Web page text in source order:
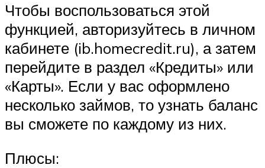
Чтобы воспользоваться этой
функцией, авторизуйтесь в личном
кабинете (ib.homecredit.ru), а затем
перейдите в раздел «Кредиты» или
«Карты». Если у вас оформлено
несколько займов, то узнать баланс
вы сможете по каждому из них.
Плюсы: